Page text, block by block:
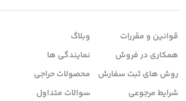
قوانین و مقررات
همکاری در فروش
روش های ثبت سفارش
شرایط مرجوعی
وبلاگ
نمایندگی ها
محصولات حراجی
سوالات متداول